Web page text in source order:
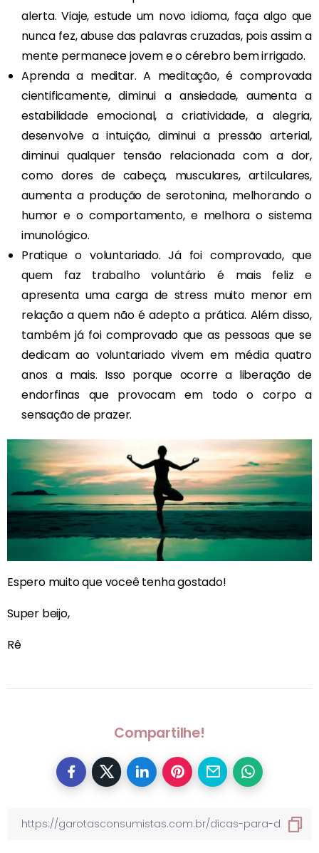
alerta. Viaje, estude um novo idioma, faça algo que
nunca fez, abuse das palavras cruzadas, pois assim a
mente permanece jovem e o cérebro bem irrigado.
Aprenda a meditar. A meditação, é comprovada
cientificamente, diminui a ansiedade, aumenta a
estabilidade emocional, a criatividade, a alegria,
desenvolve a intuição, diminui a pressão arterial,
diminui qualquer tensão relacionada com a dor,
como dores de cabeça, musculares, artilculares,
aumenta a produção de serotonina, melhorando o
humor e o comportamento, e melhora o sistema
imunológico.
Pratique o voluntariado. Já foi comprovado, que
quem faz trabalho voluntário é mais feliz e
apresenta uma carga de stress muito menor em
relação a quem não é adepto a prática. Além disso,
também já foi comprovado que as pessoas que se
dedicam ao voluntariado vivem em média quatro
anos a mais. Isso porque ocorre a liberação de
endorfinas que provocam em todo o corpo a
sensação de prazer.
Espero muito que voceê tenha gostado!
Super beijo,
Rê
Compartilhe!